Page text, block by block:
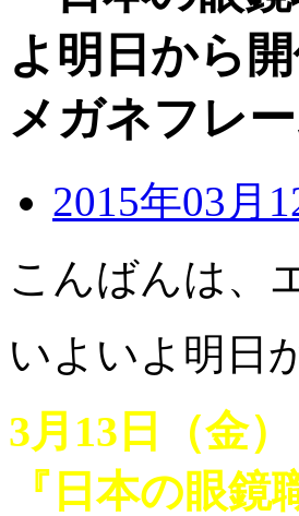
よ明日から
メガネフ
2015年03月
こんばんは、
いよいよ明日
3月13日（金
『日本の眼